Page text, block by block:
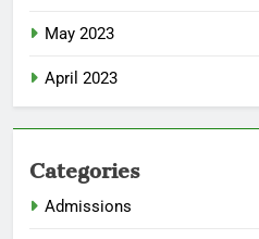
May 2023
April 2023
Categories
Admissions